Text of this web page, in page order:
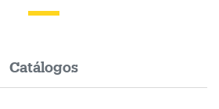
Catálogos